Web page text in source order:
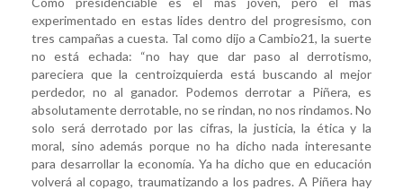
experimentado en estas lides dentro del progresismo, con
tres campañas a cuesta. Tal como dijo a Cambio21, la suerte
no está echada: “no hay que dar paso al derrotismo,
pareciera que la centroizquierda está buscando al mejor
perdedor, no al ganador. Podemos derrotar a Piñera, es
absolutamente derrotable, no se rindan, no nos rindamos. No
solo será derrotado por las cifras, la justicia, la ética y la
moral, sino además porque no ha dicho nada interesante
para desarrollar la economía. Ya ha dicho que en educación
volverá al copago, traumatizando a los padres. A Piñera hay